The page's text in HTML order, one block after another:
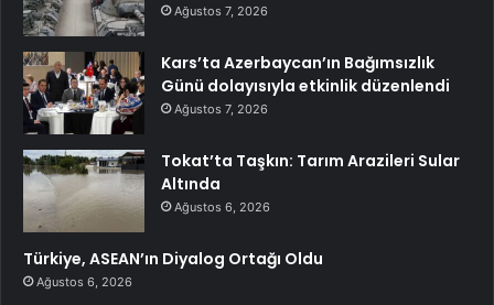
Ağustos 7, 2026
Kars’ta Azerbaycan’ın Bağımsızlık
Günü dolayısıyla etkinlik düzenlendi
Ağustos 7, 2026
Tokat’ta Taşkın: Tarım Arazileri Sular
Altında
Ağustos 6, 2026
Türkiye, ASEAN’ın Diyalog Ortağı Oldu
Ağustos 6, 2026